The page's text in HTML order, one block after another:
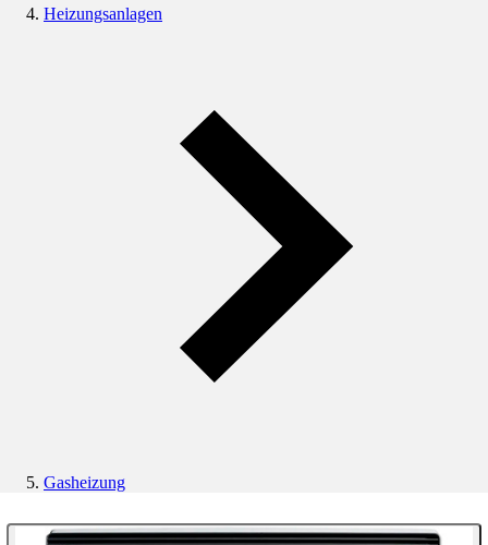
Heizungsanlagen
Gasheizung